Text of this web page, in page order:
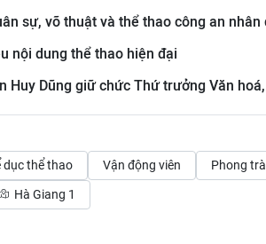
sự, võ thuật và thể thao công an nhân
nội dung thể thao hiện đại
Huy Dũng giữ chức Thứ trưởng Văn
dục thể thao Vận động viên Phong
Hà Giang 1